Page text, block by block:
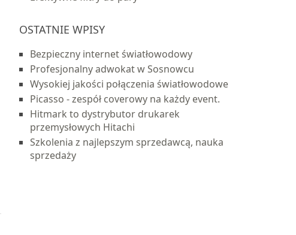
OSTATNIE WPISY
Bezpieczny internet światłowodowy
Profesjonalny adwokat w Sosnowcu
Wysokiej jakości połączenia światłowodowe
Picasso - zespół coverowy na każdy event.
Hitmark to dystrybutor drukarek
przemysłowych Hitachi
Szkolenia z najlepszym sprzedawcą, nauka
sprzedaży